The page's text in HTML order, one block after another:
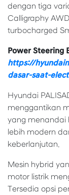
dengan tiga
Calligraphy
turbocharged
Power Steering
https://
dasar-saat-
Hyundai
menggantikan
yang menandai
lebih modern
keberlanjutan.
Mesin hybrid
motor listrik
Tersedia opsi